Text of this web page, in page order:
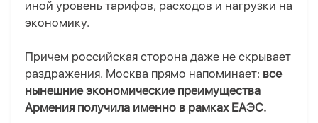
иной уровень тарифов, расходов и нагрузки на
экономику.
Причем российская сторона даже не скрывает
раздражения. Москва прямо напоминает: все
нынешние экономические преимущества
Армения получила именно в рамках ЕАЭС.